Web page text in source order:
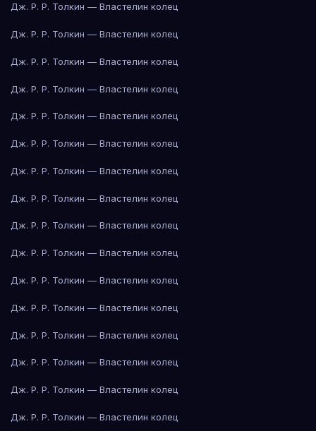
Дж. Р. Р. Толкин — Властелин колец
Дж. Р. Р. Толкин — Властелин колец
Дж. Р. Р. Толкин — Властелин колец
Дж. Р. Р. Толкин — Властелин колец
Дж. Р. Р. Толкин — Властелин колец
Дж. Р. Р. Толкин — Властелин колец
Дж. Р. Р. Толкин — Властелин колец
Дж. Р. Р. Толкин — Властелин колец
Дж. Р. Р. Толкин — Властелин колец
Дж. Р. Р. Толкин — Властелин колец
Дж. Р. Р. Толкин — Властелин колец
Дж. Р. Р. Толкин — Властелин колец
Дж. Р. Р. Толкин — Властелин колец
Дж. Р. Р. Толкин — Властелин колец
Дж. Р. Р. Толкин — Властелин колец
Дж. Р. Р. Толкин — Властелин колец